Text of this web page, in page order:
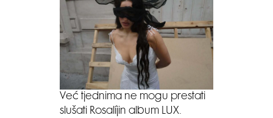
Već tjednima ne mogu prestati
slušati Rosalíjin album LUX.